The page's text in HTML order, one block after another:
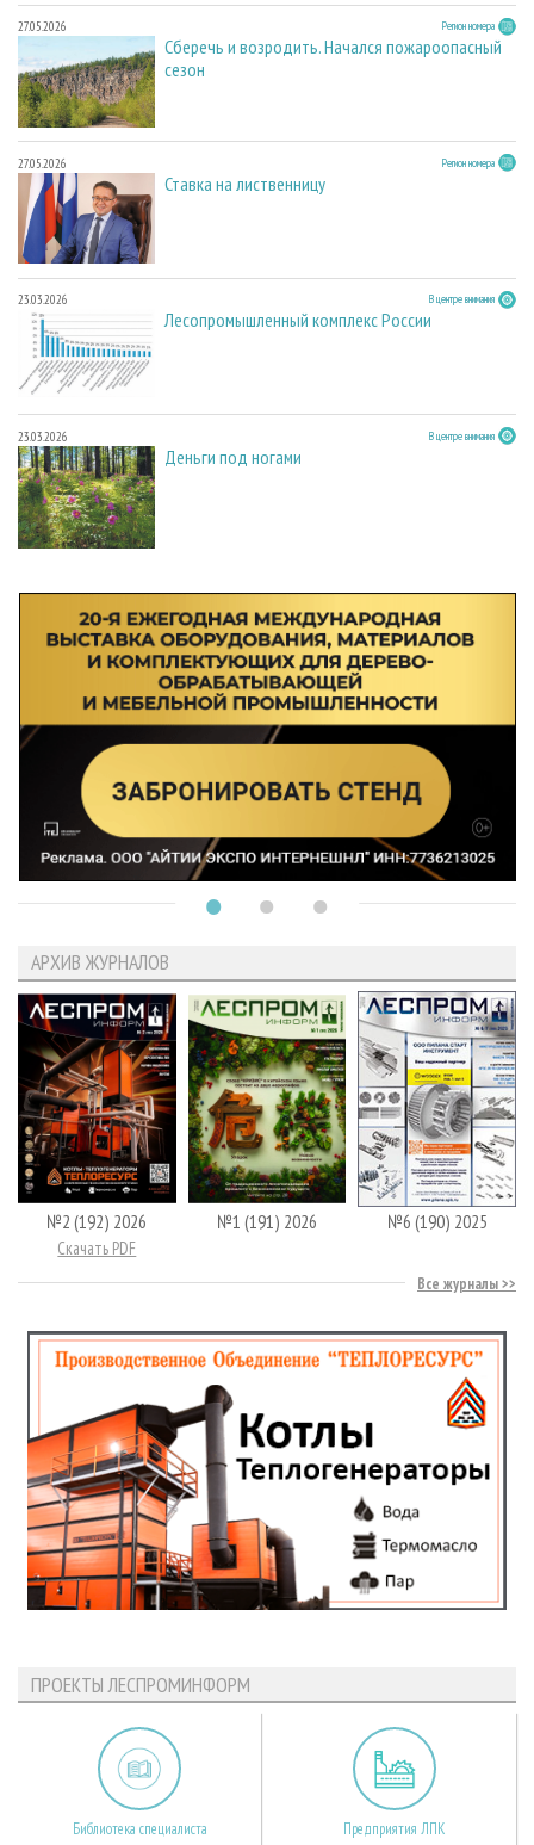
27.05.2026 Регион номера
Сберечь и возродить. Начался пожароопасный
сезон
27.05.2026 Регион номера
Ставка на лиственницу
23.03.2026 В центре внимания
Лесопромышленный комплекс России
23.03.2026 В центре внимания
Деньги под ногами
АРХИВ ЖУРНАЛОВ
№2 (192) 2026
Скачать PDF
№1 (191) 2026 №6 (190) 2025
Все журналы
ПРОЕКТЫ ЛЕСПРОМИНФОРМ
Библиотека специалиста Предприятия ЛПК